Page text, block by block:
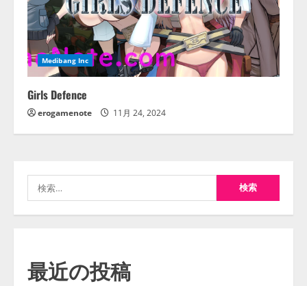
Medibang Inc
Girls Defence
erogamenote 11月 24, 2024
索:
最近の投稿